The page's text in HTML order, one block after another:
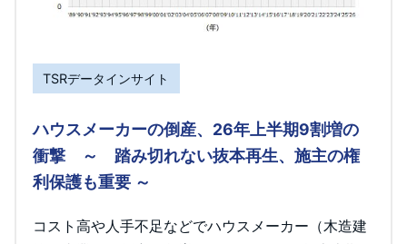
TSRデータインサイト
ハウスメーカーの倒産、26年上半期9割増の
衝撃 ～ 踏み切れない抜本再生、施主の権
利保護も重要 ～
コスト高や人手不足などでハウスメーカー（木造建